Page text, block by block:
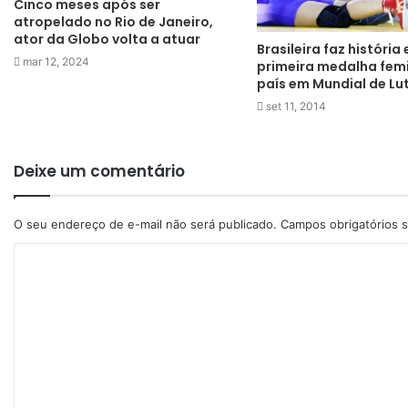
Cinco meses após ser
atropelado no Rio de Janeiro,
ator da Globo volta a atuar
mar 12, 2024
Brasileira faz história
primeira medalha
país em Mundial de
set 11, 2014
Deixe um comentário
O seu endereço de e-mail não será publicado. Campos obrigatórios